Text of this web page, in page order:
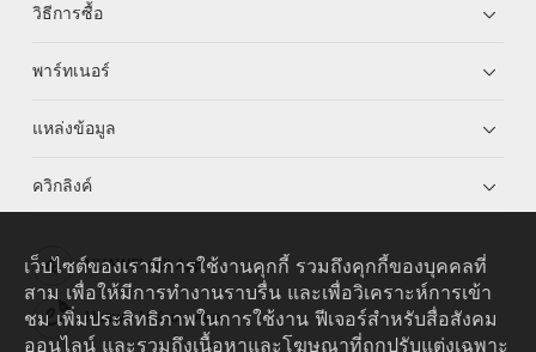
วิธีการซื้อ
พาร์ทเนอร์
แหล่งข้อมูล
ควิกลิงค์
HUAWEI eKit App
Huawei HiKnow App
เว็บไซต์ของเรามีการใช้งานคุกกี้ รวมถึงคุกกี้ของบุคคลที่
สาม เพื่อให้มีการทำงานราบรื่น และเพื่อวิเคราะห์การเข้า
ชม เพิ่มประสิทธิภาพในการใช้งาน ฟีเจอร์สำหรับสื่อสังคม
ออนไลน์ และรวมถึงเนื้อหาและโฆษณาที่ถูกปรับแต่งเฉพาะ